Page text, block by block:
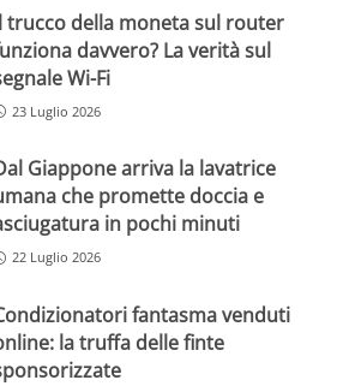
trucco della moneta sul router
davvero? La verità sul
Wi-Fi
23 Luglio 2026
Giappone arriva la lavatrice
che promette doccia e
in pochi minuti
22 Luglio 2026
fantasma venduti
la truffa delle finte